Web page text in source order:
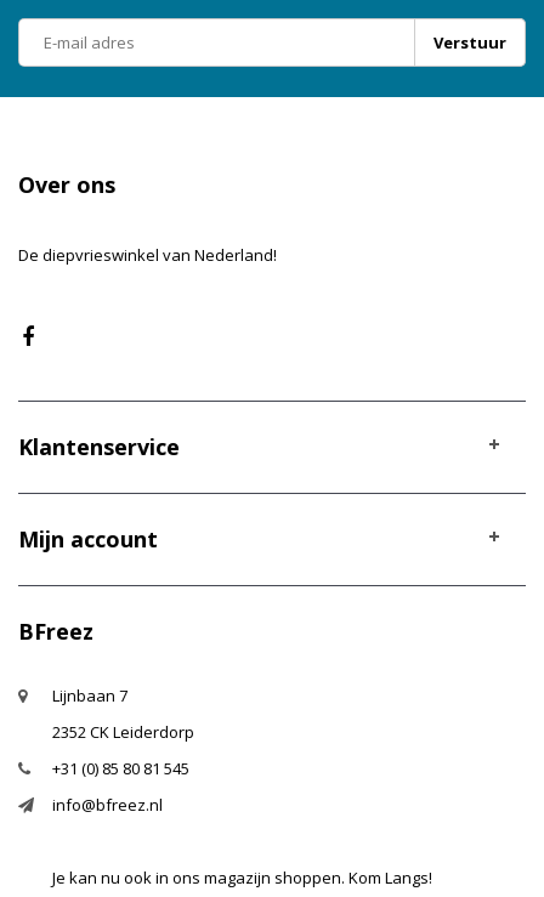
Verstuur
Over ons
De diepvrieswinkel van Nederland!
Klantenservice
Mijn account
BFreez
Lijnbaan 7
2352 CK Leiderdorp
+31 (0) 85 80 81 545
info@bfreez.nl
Je kan nu ook in ons magazijn shoppen. Kom Langs!